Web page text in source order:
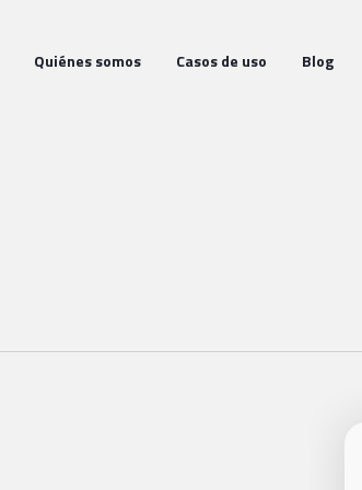
Quiénes somos Casos de uso Blog